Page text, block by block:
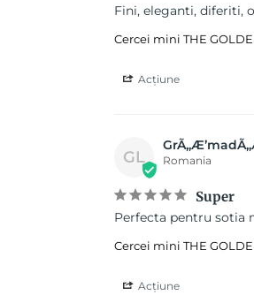
Fini, eleganti, diferiti,
Cercei mini THE
Acțiune
GL Romania
Super
Perfecta pentru sotia
Cercei mini THE
Acțiune